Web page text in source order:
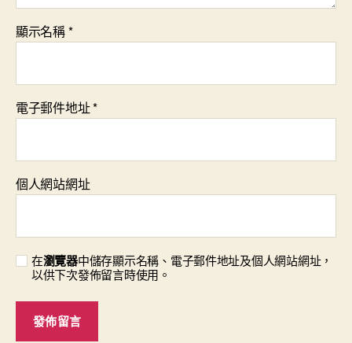
顯示名稱*
電子郵件地址*
個人網站網址
在瀏覽器中儲存顯示名稱、電子郵件地址及個人網站網址，
以供下次發佈留言時使用。